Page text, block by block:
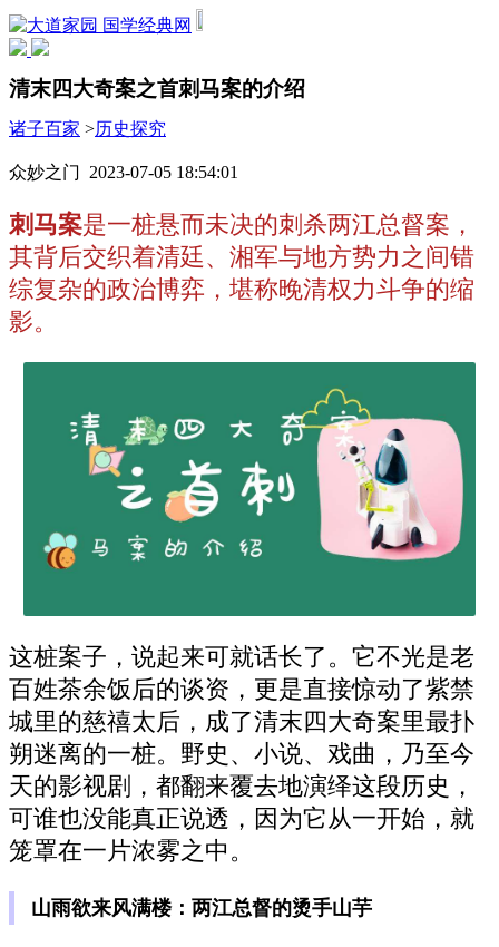
国学经典网
清末四大奇案之首刺马案的介绍
诸子百家 >历史探究
众妙之门 2023-07-05 18:54:01
刺马案是一桩悬而未决的刺杀两江总督案，
其背后交织着清廷、湘军与地方势力之间错
综复杂的政治博弈，堪称晚清权力斗争的缩
影。
这桩案子，说起来可就话长了。它不光是老
百姓茶余饭后的谈资，更是直接惊动了紫禁
城里的慈禧太后，成了清末四大奇案里最扑
朔迷离的一桩。野史、小说、戏曲，乃至今
天的影视剧，都翻来覆去地演绎这段历史，
可谁也没能真正说透，因为它从一开始，就
笼罩在一片浓雾之中。
山雨欲来风满楼：两江总督的烫手山芋